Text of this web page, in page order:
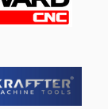
klasa IP54
kontrola
(podesivo) T-
posebno